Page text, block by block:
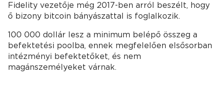
Fidelity vezetője még 2017-ben arról beszélt, hogy
ő bizony bitcoin bányászattal is foglalkozik.
100 000 dollár lesz a minimum belépő összeg a
befektetési poolba, ennek megfelelően elsősorban
intézményi befektetőket, és nem
magánszemélyeket várnak.